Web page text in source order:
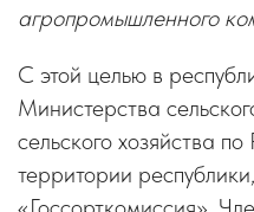
агропромышленного
С этой целью в
Министерства
сельского хозяйства
территории